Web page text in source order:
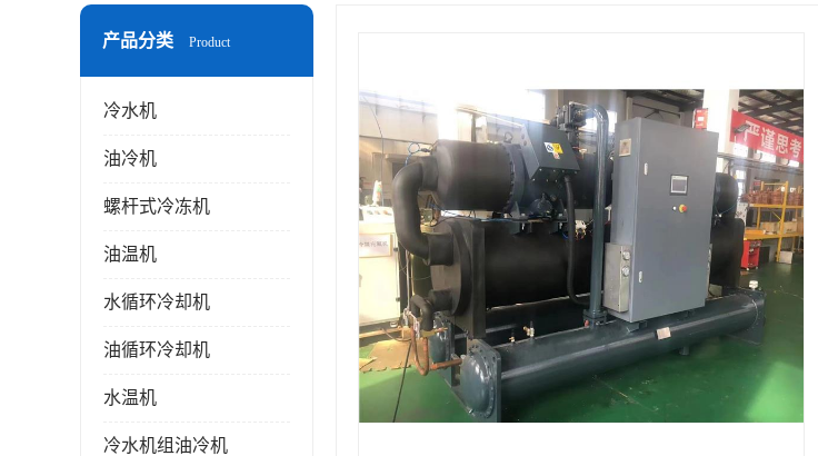
产品分类 Product
冷水机
油冷机
螺杆式冷冻机
油温机
水循环冷却机
油循环冷却机
水温机
冷水机组油冷机